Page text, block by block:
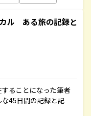
ル ある旅の記録と
ることになった筆者
45日間の記録と記